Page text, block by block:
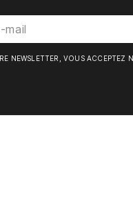
NEWSLETTER, VOUS ACCEPTEZ